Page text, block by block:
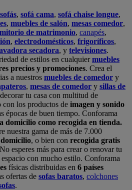
sofás, sofá cama, sofá chaise longue,
, muebles de salón, mesas comedor,
de matrimonio, canapés,
, electrodomésticos, frigoríficos,
secadora, y televisiones.
de estilos en cualquiermuebles
precios y promociones. Crea el
a nuestros muebles de comedor y
, mesas de comedor y sillas de
tu casa con multitud de
los productos de imagen y sonido
épocas de buen tiempo. Conforama
domicilio como recogida en tienda.
nuestra gama de más de 7.000
, o bien con recogida gratis
No esperes más para crear o renovar tu
con mucho estilo. Conforama
físicas distribuidas en 6 países
ofertas de sofas baratos, colchones
.